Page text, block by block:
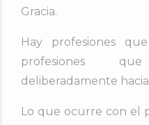
Gracia.
Hay profesiones
profesiones
deliberadamente
Lo que ocurre con el